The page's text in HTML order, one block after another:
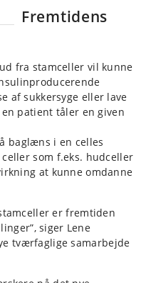
Fremtidens
fra stamceller vil kunne
af sukkersyge eller lave
patient tåler en given
baglæns i en celles
som f.eks. hudceller
at kunne omdanne
er fremtiden
siger Lene
tværfaglige samarbejde